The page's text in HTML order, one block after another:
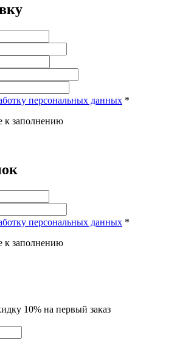
персональных данных *
к заполнению
персональных данных *
к заполнению
10% на первый заказ